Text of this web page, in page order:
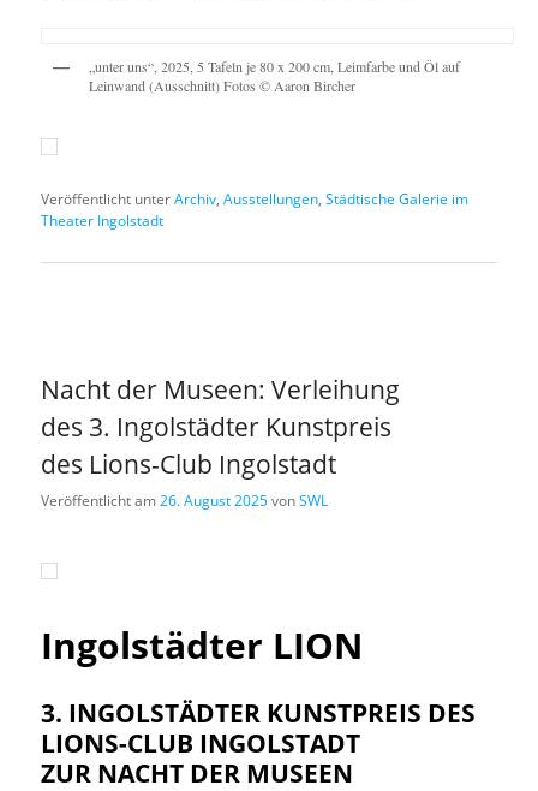
„unter uns“, 2025, 5 Tafeln je 80 x 200 cm, Leimfarbe und Öl auf
Leinwand (Ausschnitt) Fotos © Aaron Bircher
Veröffentlicht unterArchiv,Ausstellungen,Städtische Galerie im
Theater Ingolstadt
Nacht der Museen: Verleihung
des 3. Ingolstädter Kunstpreis
des Lions-Club Ingolstadt
Veröffentlicht am26. August 2025vonSWL
Ingolstädter LION
3. INGOLSTÄDTER KUNSTPREIS DES
LIONS-CLUB INGOLSTADT
ZUR NACHT DER MUSEEN